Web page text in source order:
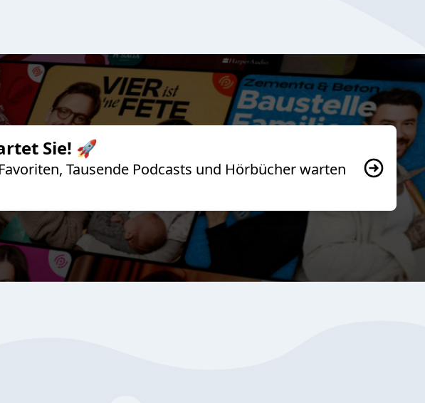
Sie! 🚀
Tausende Podcasts und Hörbücher warten